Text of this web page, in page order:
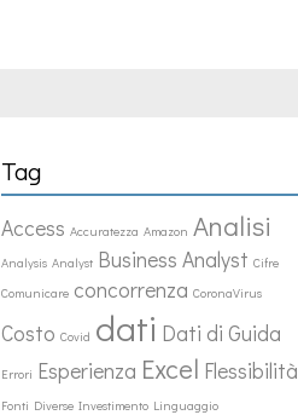
Tag
Access Accuratezza Amazon Analisi
Analysis Analyst Business Analyst Cifre
Comunicare concorrenza CoronaVirus
Costo Covid dati Dati di Guida
Errori Esperienza Excel Flessibilità
Fonti Diverse Investimento Linguaggio